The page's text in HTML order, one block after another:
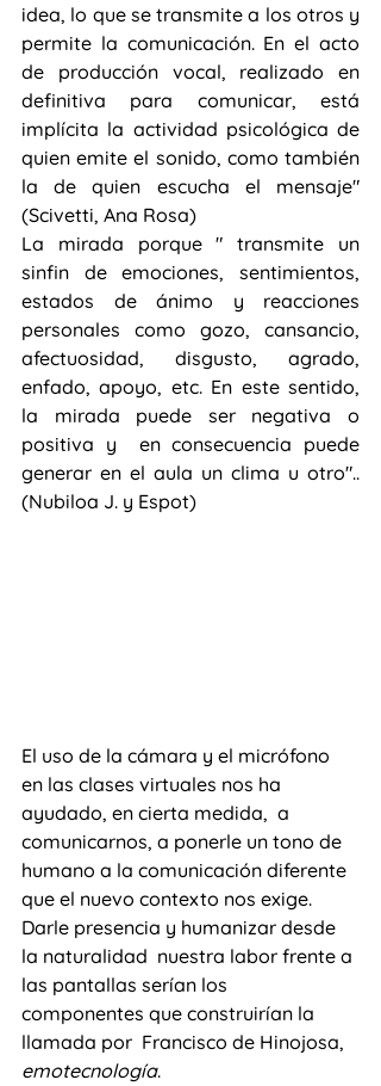
idea, lo que se transmite a los otros y
permite la comunicación. En el acto
de producción vocal, realizado en
definitiva para comunicar, está
implícita la actividad psicológica de
quien emite el sonido, como también
la de quien escucha el mensaje"
(Scivetti, Ana Rosa)
La mirada porque " transmite un
sinfin de emociones, sentimientos,
estados de ánimo y reacciones
personales como gozo, cansancio,
afectuosidad, disgusto, agrado,
enfado, apoyo, etc. En este sentido,
la mirada puede ser negativa o
positiva y  en consecuencia puede
generar en el aula un clima u otro"..
(Nubiloa J. y Espot)
El uso de la cámara y el micrófono
en las clases virtuales nos ha
ayudado, en cierta medida,  a
comunicarnos, a ponerle un tono de
humano a la comunicación diferente
que el nuevo contexto nos exige.
Darle presencia y humanizar desde
la naturalidad  nuestra labor frente a
las pantallas serían los
componentes que construirían la
llamada por  Francisco de Hinojosa,
emotecnología.